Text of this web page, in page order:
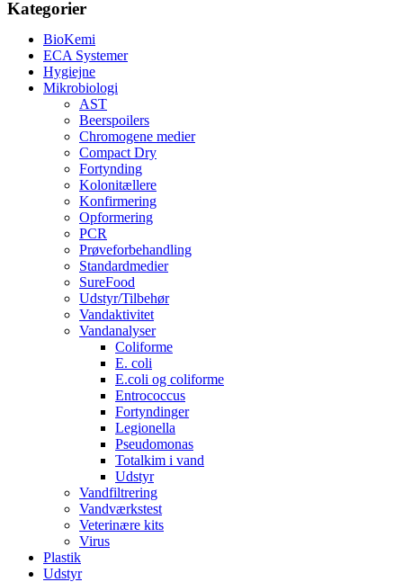
Kategorier
BioKemi
ECA Systemer
Hygiejne
Mikrobiologi
AST
Beerspoilers
Chromogene medier
Compact Dry
Fortynding
Kolonitællere
Konfirmering
Opformering
PCR
Prøveforbehandling
Standardmedier
SureFood
Udstyr/Tilbehør
Vandaktivitet
Vandanalyser
Coliforme
E. coli
E.coli og coliforme
Entrococcus
Fortyndinger
Legionella
Pseudomonas
Totalkim i vand
Udstyr
Vandfiltrering
Vandværkstest
Veterinære kits
Virus
Plastik
Udstyr